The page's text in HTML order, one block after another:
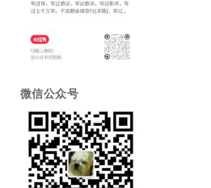
微信公众号